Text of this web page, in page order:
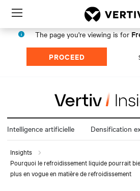
Menu
The page you're viewing is for
PROCEED
Intelligence artificielle Densification
Insights
Pourquoi le refroidissement liquide pourrait
plus en vogue en matière de refroidissement